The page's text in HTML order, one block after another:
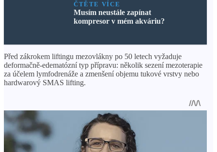
ČTĚTE VÍCE
Musím neustále zapínat
kompresor v mém akváriu?
Před zákrokem liftingu mezovlákny po 50 letech vyžaduje
deformačně-edematózní typ přípravu: několik sezení mezoterapie
za účelem lymfodrenáže a zmenšení objemu tukové vrstvy nebo
hardwarový SMAS lifting.